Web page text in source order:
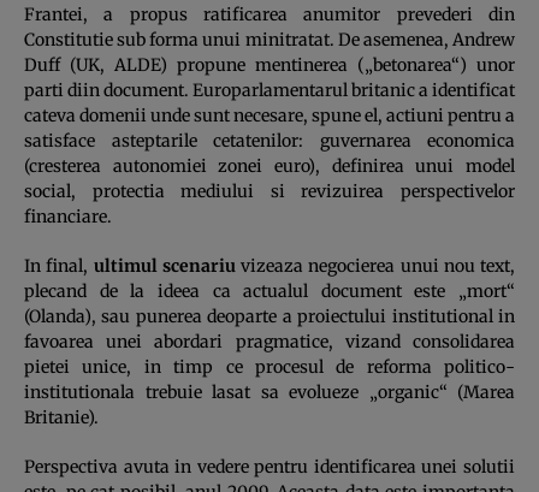
Frantei, a propus ratificarea anumitor prevederi din
Constitutie sub forma unui minitratat. De asemenea, Andrew
Duff (UK, ALDE) propune mentinerea („betonarea“) unor
parti diin document. Europarlamentarul britanic a identificat
cateva domenii unde sunt necesare, spune el, actiuni pentru a
satisface asteptarile cetatenilor: guvernarea economica
(cresterea autonomiei zonei euro), definirea unui model
social, protectia mediului si revizuirea perspectivelor
financiare.
In final, ultimul scenariu vizeaza negocierea unui nou text,
plecand de la ideea ca actualul document este „mort“
(Olanda), sau punerea deoparte a proiectului institutional in
favoarea unei abordari pragmatice, vizand consolidarea
pietei unice, in timp ce procesul de reforma politico-
institutionala trebuie lasat sa evolueze „organic“ (Marea
Britanie).
Perspectiva avuta in vedere pentru identificarea unei solutii